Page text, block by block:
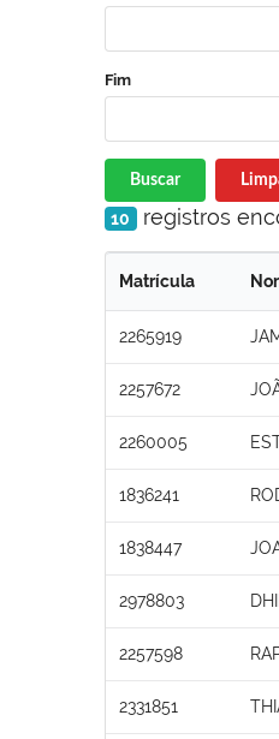
Fim
Buscar
10 registros
Matrícula
2265919
2257672
2260005
1836241
1838447
2978803
2257598
2331851